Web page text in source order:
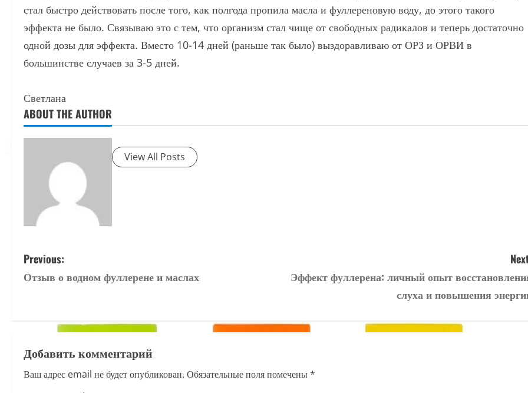
стал быстро действовать после того, как полгода пропила масла и фуллереновую воду, до этого такого
эффекта не было. Связываю это с тем, что организм стал чище от свободных радикалов и теперь достаточно
одной дозы для эффекта. Вместо 10-14 дней (раньше так было) выздоравливаю от ОРЗ и ОРВИ в
большинстве случаев за 3-5 дней.
Светлана
ABOUT THE AUTHOR
View All Posts
P
o
n
a
Previous:
Отзыв о водном фуллерене и маслах
Эффект фуллерена: личный опыт
слуха и повышения
Добавить комментарий
Ваш адрес email не будет опубликован. Обязательные поля помечены*